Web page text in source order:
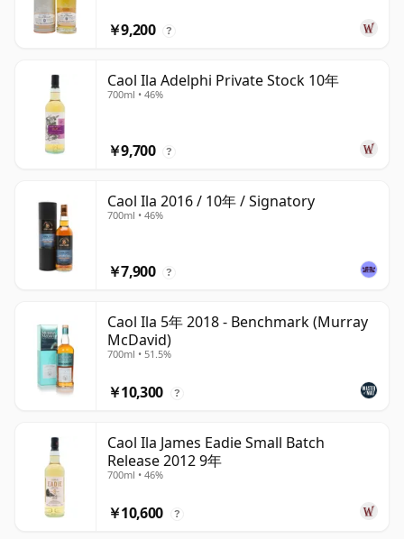
￥9,200 ?
Caol Ila Adelphi Private Stock 10年
700ml • 46%
￥9,700 ?
Caol Ila 2016 / 10年 / Signatory
700ml • 46%
￥7,900 ?
Caol Ila 5年 2018 - Benchmark (Murray
McDavid)
700ml • 51.5%
￥10,300 ?
Caol Ila James Eadie Small Batch
Release 2012 9年
700ml • 46%
￥10,600 ?